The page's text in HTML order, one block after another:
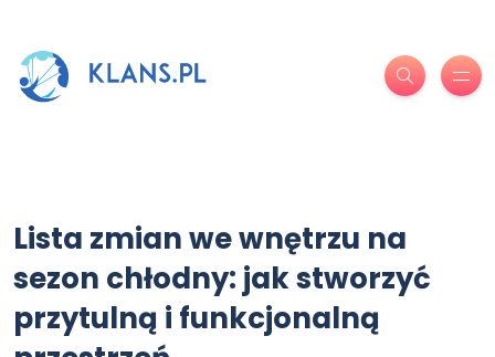
Lista zmian we wnętrzu na
sezon chłodny: jak stworzyć
przytulną i funkcjonalną